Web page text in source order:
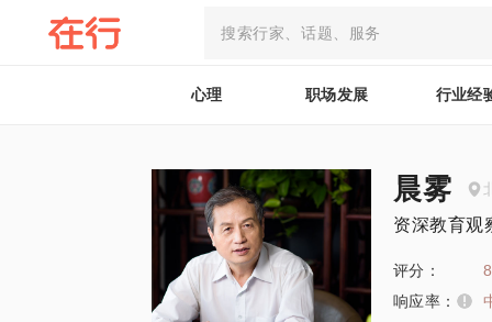
心理 职场发展 行业经
晨雾
资深教育观
评分：
响应率：